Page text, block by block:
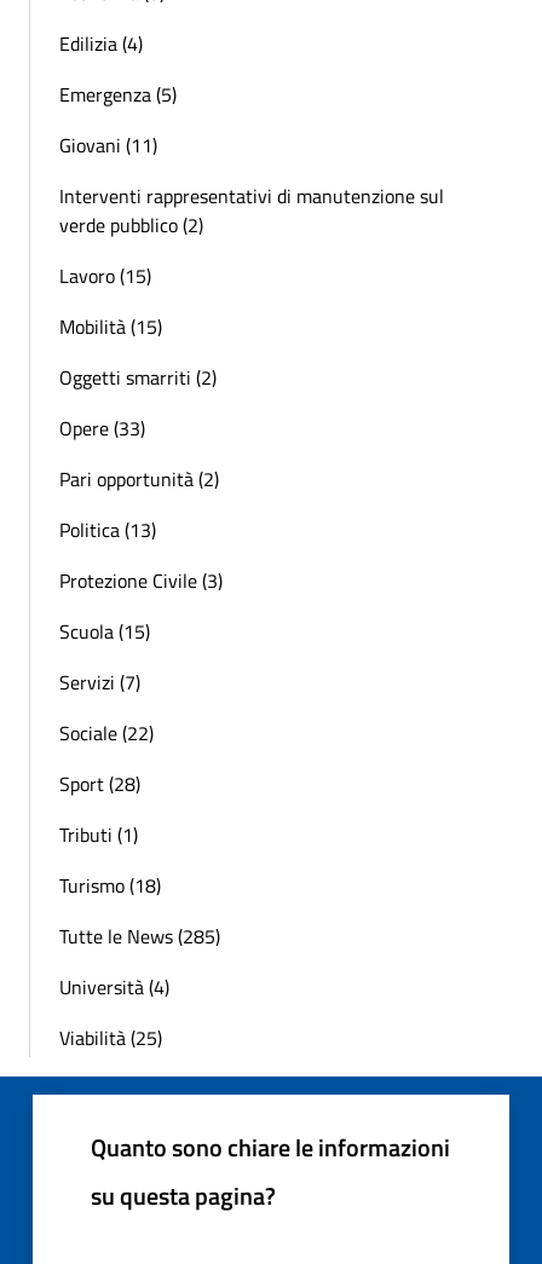
Edilizia (4)
Emergenza (5)
Giovani (11)
Interventi rappresentativi di manutenzione sul
verde pubblico (2)
Lavoro (15)
Mobilità (15)
Oggetti smarriti (2)
Opere (33)
Pari opportunità (2)
Politica (13)
Protezione Civile (3)
Scuola (15)
Servizi (7)
Sociale (22)
Sport (28)
Tributi (1)
Turismo (18)
Tutte le News (285)
Università (4)
Viabilità (25)
Quanto sono chiare le informazioni
su questa pagina?